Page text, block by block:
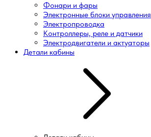
Фонари и фары
Электронные блоки управления
Электропроводка
Контроллеры, реле и датчики
Электродвигатели и актуаторы
Детали кабины